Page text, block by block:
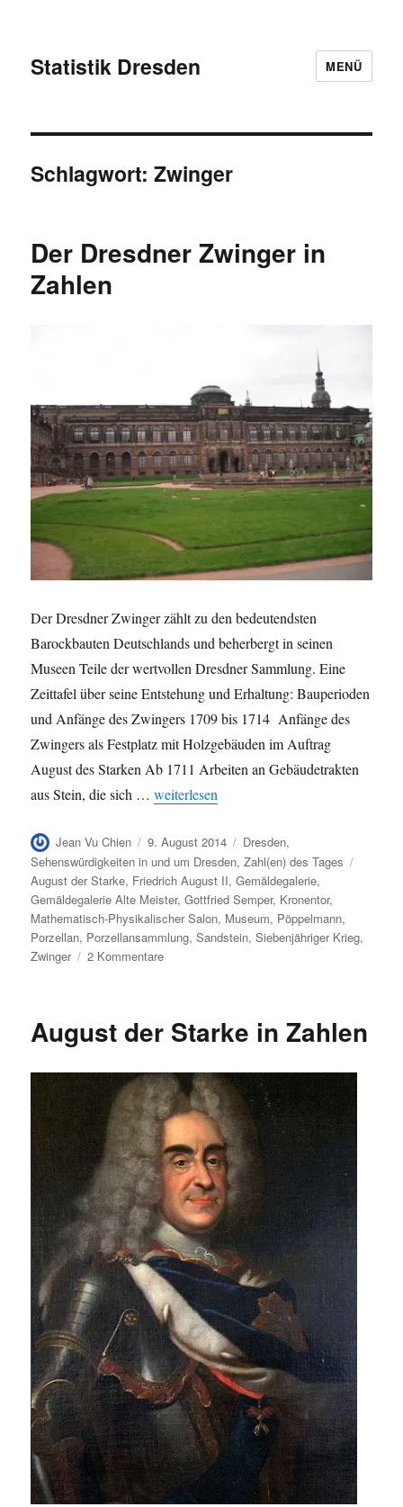
Statistik Dresden MENÜ
Schlagwort:Zwinger
Der Dresdner Zwinger in
Zahlen
Der Dresdner Zwinger zählt zu den bedeutendsten
Barockbauten Deutschlands und beherbergt in seinen
Museen Teile der wertvollen Dresdner Sammlung. Eine
Zeittafel über seine Entstehung und Erhaltung: Bauperioden
und Anfänge des Zwingers 1709 bis 1714 Anfänge des
Zwingers als Festplatz mit Holzgebäuden im Auftrag
August des Starken Ab 1711 Arbeiten an Gebäudetrakten
aus Stein, die sich …„Der Dresdner Zwinger in Zahlen“
weiterlesen
Autor
Jean Vu Chien
Veröffentlicht
am
9. August 2014 Kategorien
Dresden,
Sehenswürdigkeiten in und um Dresden,Zahl(en) des Tages
August der Starke, Friedrich August II,Gemäldegalerie,
Gemäldegalerie Alte Meister,Gottfried Semper, Kronentor,
Mathematisch-Physikalischer Salon, Museum, Pöppelmann,
Porzellan, Porzellansammlung,Sandstein,Siebenjähriger Krieg,
Zwinger
2 Kommentarezu
in
August der Starke in Zahlen